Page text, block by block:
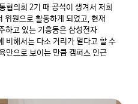
협의회 2기 때 공석이 생겨서 저희
위원으로 활동하게 되었고, 현재
하고 있는 기흥동은 삼성전자
비해서는 다소 거리가 멀다고 할 수
안으로 보이는 만큼 캠퍼스 인근